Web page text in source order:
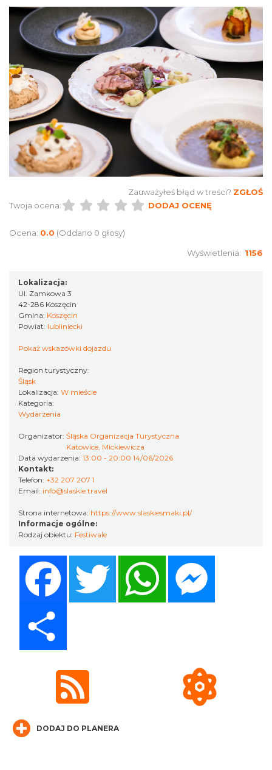
Zauważyłeś błąd w treści? ZGŁOŚ
Twoja ocena:
DODAJ OCENĘ
Ocena: 0.0 (Oddano 0 głosy)
Wyświetlenia: 1156
Lokalizacja:
Ul. Zamkowa 3
42-286 Koszęcin
Gmina: Koszęcin
Powiat: lubliniecki
Pokaż wskazówki dojazdu
Region turystyczny:
Śląsk
Lokalizacja: W mieście
Kategoria:
Wydarzenia
Organizator: Śląska Organizacja Turystyczna
Katowice, Mickiewicza
Data wydarzenia: 13:00 - 20:00 14/06/2026
Kontakt:
Telefon: +32 207 207 1
Email: info@slaskie.travel
Strona internetowa: https://www.slaskiesmaki.pl/
Informacje ogólne:
Rodzaj obiektu: Festiwale
Twitter WhatsApp
DODAJ DO PLANERA